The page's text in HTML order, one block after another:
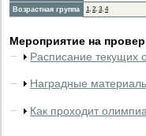
Возрастная группа 1, 2, 3, 4
Мероприятие на
Расписание текущих
Наградные
Как проходит